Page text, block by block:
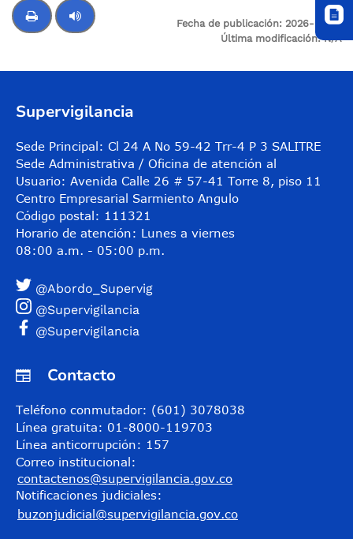
253
Fecha de publicación: 2026-03-31
Última modificación:N/A
Supervigilancia
Sede Principal: Cl 24 A No 59-42 Trr-4 P 3 SALITRE
Sede Administrativa / Oficina de atención al
Usuario: Avenida Calle 26 # 57-41 Torre 8, piso 11
Centro Empresarial Sarmiento Angulo
Código postal: 111321
Horario de atención: Lunes a viernes
08:00 a.m. - 05:00 p.m.
@Abordo_Supervig
@Supervigilancia
@Supervigilancia
Contacto
Teléfono conmutador: (601) 3078038
Línea gratuita: 01-8000-119703
Línea anticorrupción: 157
Correo institucional:
contactenos@supervigilancia.gov.co
Notificaciones judiciales:
buzonjudicial@supervigilancia.gov.co